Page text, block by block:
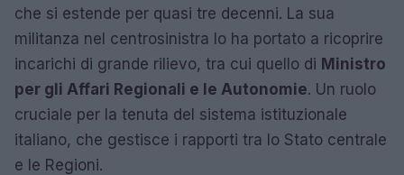
che si estende per quasi tre decenni. La sua
militanza nel centrosinistra lo ha portato a ricoprire
incarichi di grande rilievo, tra cui quello di Ministro
per gli Affari Regionali e le Autonomie. Un ruolo
cruciale per la tenuta del sistema istituzionale
italiano, che gestisce i rapporti tra lo Stato centrale
e le Regioni.